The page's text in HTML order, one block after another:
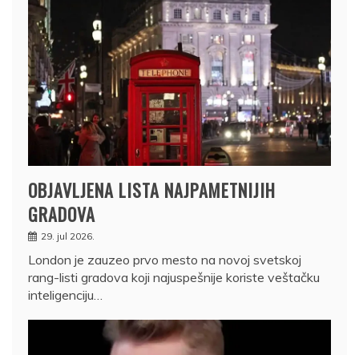
OBJAVLJENA LISTA NAJPAMETNIJIH
GRADOVA
29. jul 2026.
London je zauzeo prvo mesto na novoj svetskoj
rang-listi gradova koji najuspešnije koriste veštačku
inteligenciju…